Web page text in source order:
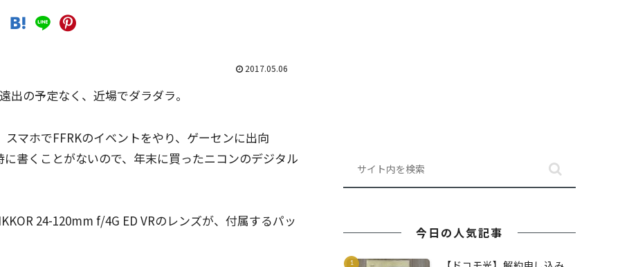
2017.05.06
の予定なく、近場でダラダラ。
マホでFFRKのイベントをやり、ゲーセンに出向
書くことがないので、年末に買ったニコンのデジタル
24-120mm f/4G ED VRのレンズが、付属するパッ
今日の人気記事